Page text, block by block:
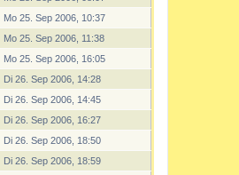
Mo 25. Sep 2006, 10:37
Mo 25. Sep 2006, 11:38
Mo 25. Sep 2006, 16:05
Di 26. Sep 2006, 14:28
Di 26. Sep 2006, 14:45
Di 26. Sep 2006, 16:27
Di 26. Sep 2006, 18:50
Di 26. Sep 2006, 18:59